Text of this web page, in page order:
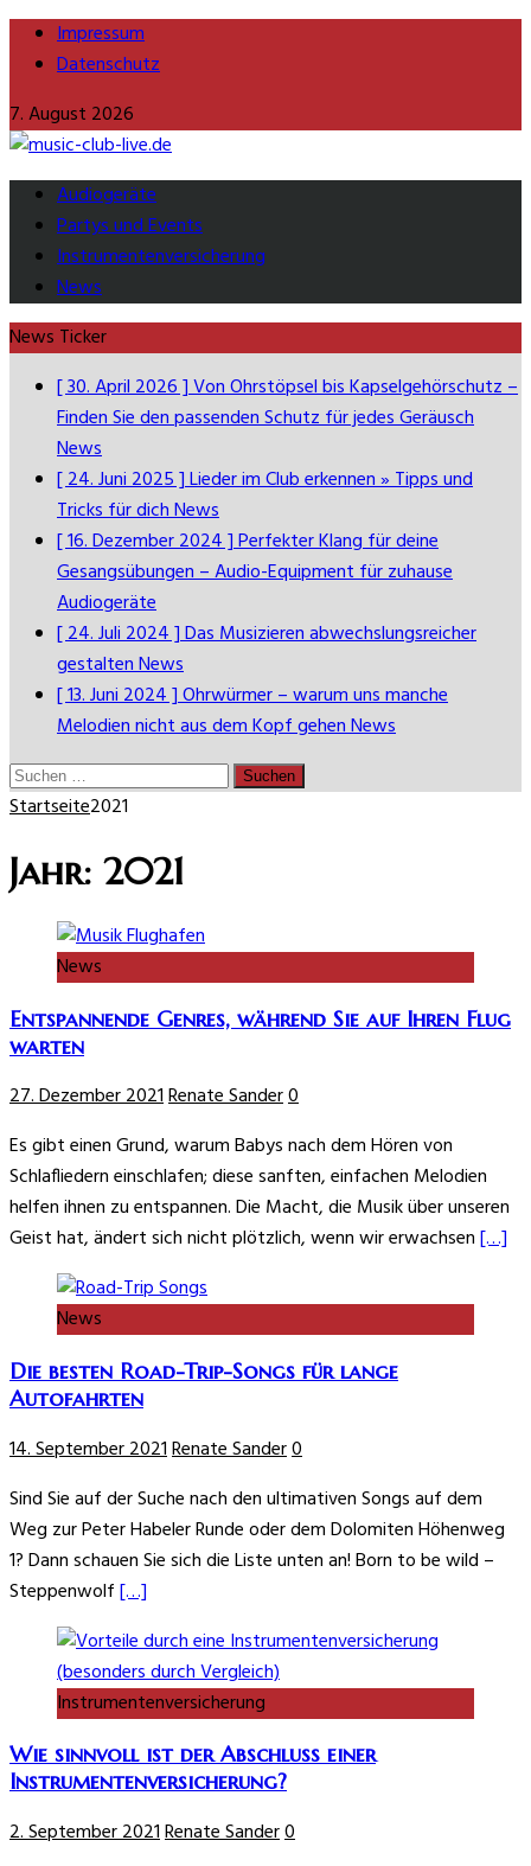
Impressum
Datenschutz
7. August 2026
Audiogeräte
Partys und Events
Instrumentenversicherung
News
News Ticker
[ 30. April 2026 ]Von Ohrstöpsel bis Kapselgehörschutz –
Finden Sie den passenden Schutz für jedes Geräusch
News
[ 24. Juni 2025 ]Lieder im Club erkennen » Tipps und
Tricks für dichNews
[ 16. Dezember 2024 ]Perfekter Klang für deine
Gesangsübungen – Audio-Equipment für zuhause
Audiogeräte
[ 24. Juli 2024 ]Das Musizieren abwechslungsreicher
gestaltenNews
[ 13. Juni 2024 ]Ohrwürmer – warum uns manche
Melodien nicht aus dem Kopf gehenNews
Suchen
nach:
Startseite2021
Jahr: 2021
News
Entspannende Genres, während Sie auf Ihren Flug
warten
27. Dezember 2021Renate Sander0
Es gibt einen Grund, warum Babys nach dem Hören von
Schlafliedern einschlafen; diese sanften, einfachen Melodien
helfen ihnen zu entspannen. Die Macht, die Musik über unseren
Geist hat, ändert sich nicht plötzlich, wenn wir erwachsen[…]
News
Die besten Road-Trip-Songs für lange
Autofahrten
14. September 2021Renate Sander0
Sind Sie auf der Suche nach den ultimativen Songs auf dem
Weg zur Peter Habeler Runde oder dem Dolomiten Höhenweg
1? Dann schauen Sie sich die Liste unten an! Born to be wild –
Steppenwolf[…]
Instrumentenversicherung
Wie sinnvoll ist der Abschluss einer
Instrumentenversicherung?
2. September 2021Renate Sander0